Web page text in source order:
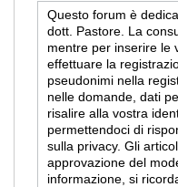
Questo forum è
dott. Pastore. La
mentre per inserire le
effettuare la
pseudonimi nella
nelle domande, dati
risalire alla vostra
permettendoci di
sulla privacy. Gli
approvazione del
informazione, si